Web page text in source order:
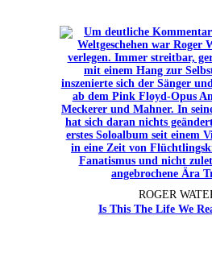
ROGER
Is This The Life We